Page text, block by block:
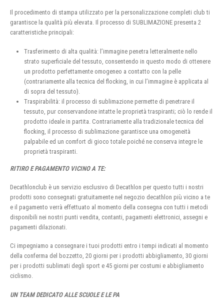
Il procedimento di stampa utilizzato per la personalizzazione completi club ti
garantisce la qualità più elevata. Il processo di SUBLIMAZIONE presenta 2
caratteristiche principali:
Trasferimento di alta qualità: l’immagine penetra letteralmente nello
strato superficiale del tessuto, consentendo in questo modo di ottenere
un prodotto perfettamente omogeneo a contatto con la pelle
(contrariamente alla tecnica del flocking, in cui l’immagine è applicata al
di sopra del tessuto).
Traspirabilità: il processo di sublimazione permette di penetrare il
tessuto, pur conservandone intatte le proprietà traspiranti; ciò lo rende il
prodotto ideale in partita. Contrariamente alla tradizionale tecnica del
flocking, il processo di sublimazione garantisce una omogeneità
palpabile ed un comfort di gioco totale poiché ne conserva integre le
proprietà traspiranti.
RITIRO E PAGAMENTO VICINO A TE:
Decathlonclub è un servizio esclusivo di Decathlon per questo tutti i nostri
prodotti sono consegnati gratuitamente nel negozio decathlon più vicino a te
e il pagamento verrà effettuato al momento della consegna con tutti i metodi
disponibili nei nostri punti vendita, contanti, pagamenti elettronici, assegni e
pagamenti dilazionati.
Ci impegniamo a consegnare i tuoi prodotti entro i tempi indicati al momento
della conferma del bozzetto, 20 giorni per i prodotti abbigliamento, 30 giorni
per i prodotti sublimati degli sport e 45 giorni per costumi e abbigliamento
ciclismo.
UN TEAM DEDICATO ALLE SCUOLE E LE PA